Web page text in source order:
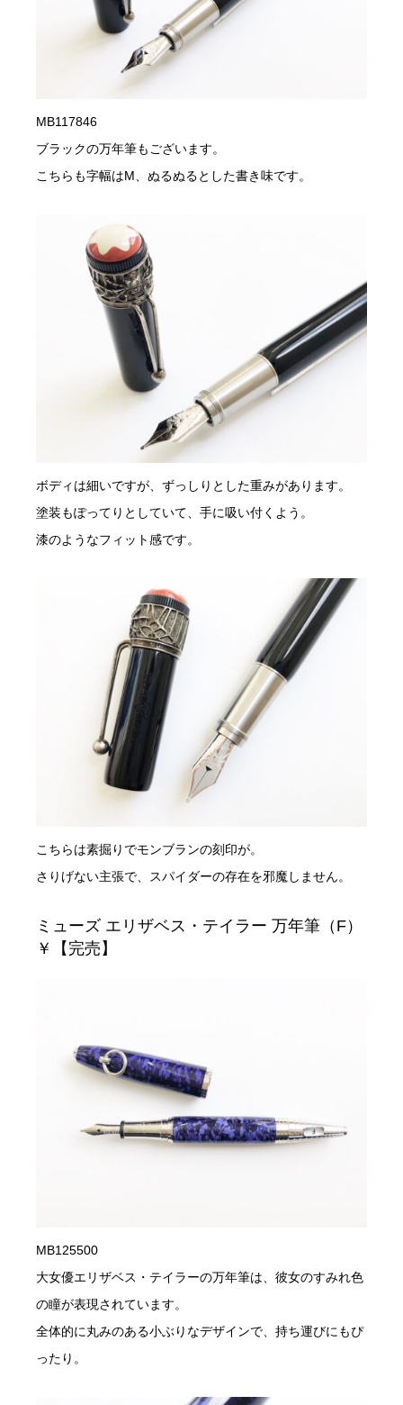
MB117846
ブラックの万年筆もございます。
こちらも字幅はM、ぬるぬるとした書き味です。
ボディは細いですが、ずっしりとした重みがあります。
塗装もぽってりとしていて、手に吸い付くよう。
漆のようなフィット感です。
こちらは素掘りでモンブランの刻印が。
さりげない主張で、スパイダーの存在を邪魔しません。
ミューズ エリザベス・テイラー 万年筆（F）
￥【完売】
MB125500
大女優エリザベス・テイラーの万年筆は、彼女のすみれ色
の瞳が表現されています。
全体的に丸みのある小ぶりなデザインで、持ち運びにもぴ
ったり。